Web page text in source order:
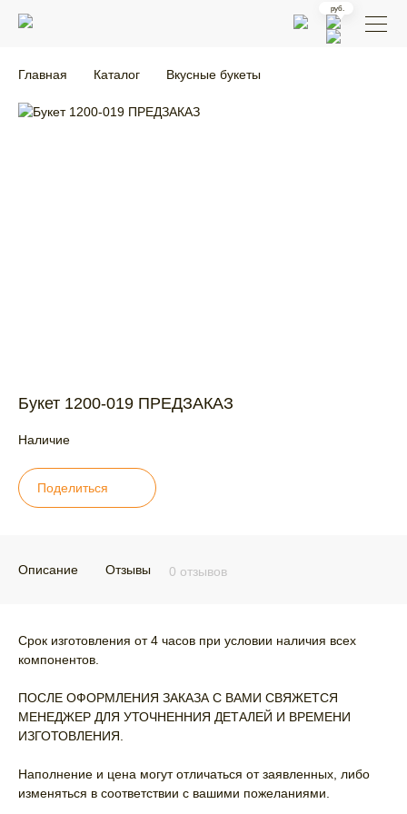
Главная Каталог Вкусные букеты
Букет 1200-019 ПРЕДЗАКАЗ
Наличие
Поделиться
Описание Отзывы 0 отзывов
Срок изготовления от 4 часов при условии наличия всех
компонентов.
ПОСЛЕ ОФОРМЛЕНИЯ ЗАКАЗА С ВАМИ СВЯЖЕТСЯ
МЕНЕДЖЕР ДЛЯ УТОЧНЕННИЯ ДЕТАЛЕЙ И ВРЕМЕНИ
ИЗГОТОВЛЕНИЯ.
Наполнение и цена могут отличаться от заявленных, либо
изменяться в соответствии с вашими пожеланиями.